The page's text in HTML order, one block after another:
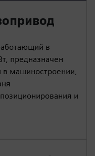
в
предназначен
машиностроении,
и